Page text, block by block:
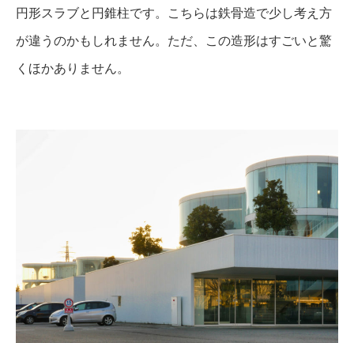
円形スラブと円錐柱です。こちらは鉄骨造で少し考え方
が違うのかもしれません。ただ、この造形はすごいと驚
くほかありません。